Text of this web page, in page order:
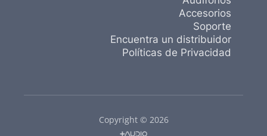
Accesorios
Soporte
Encuentra un distribuidor
Políticas de Privacidad
Copyright © 2026